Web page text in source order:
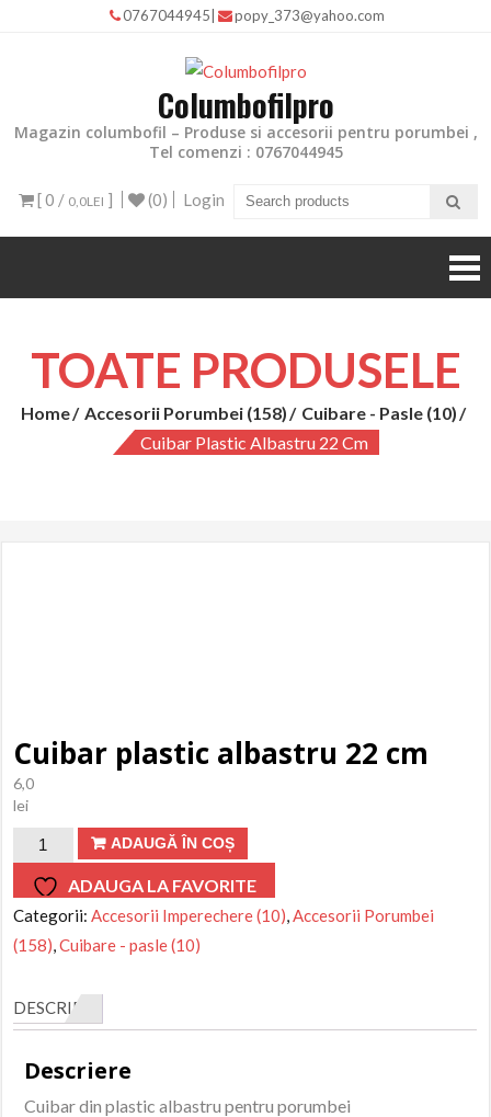
0767044945 popy_373@yahoo.com
Columbofilpro
Magazin columbofil – Produse si accesorii pentru porumbei ,
Tel comenzi : 0767044945
[ 0 / 0,0LEI ] (0) Login
TOATE PRODUSELE
Home Accesorii Porumbei (158)
Cuibare - Pasle (10)
Cuibar Plastic Albastru 22 Cm
Cuibar plastic albastru 22 cm
6,0
lei
Cantitate
plastic
albastru
22
ADAUGĂ ÎN COȘ
ADAUGA LA FAVORITE
Categorii:Accesorii Imperechere (10),Accesorii Porumbei
(158),Cuibare - pasle (10)
DESCRIERE
Descriere
Cuibar din plastic albastru pentru porumbei